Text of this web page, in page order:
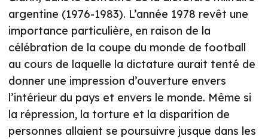
argentine (1976-1983). L’année 1978 revêt une
importance particulière, en raison de la
célébration de la coupe du monde de football
au cours de laquelle la dictature aurait tenté de
donner une impression d’ouverture envers
l’intérieur du pays et envers le monde. Même si
la répression, la torture et la disparition de
personnes allaient se poursuivre jusque dans les